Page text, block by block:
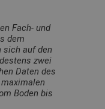
Fach- und
dem
sich auf den
zwei
Daten des
Boden bis